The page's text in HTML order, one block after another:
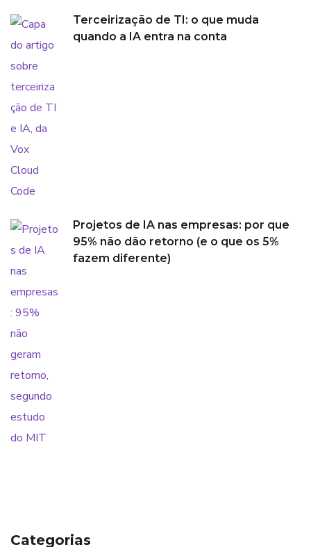
Terceirização de TI: o que muda
quando a IA entra na conta
Projetos de IA nas empresas: por que
95% não dão retorno (e o que os 5%
fazem diferente)
Categorias